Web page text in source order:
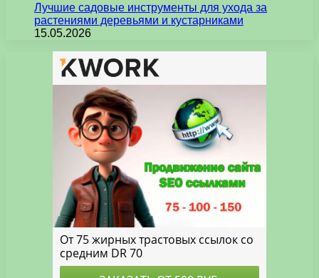
Лучшие садовые инструменты для ухода за
растениями деревьями и кустарниками
15.05.2026